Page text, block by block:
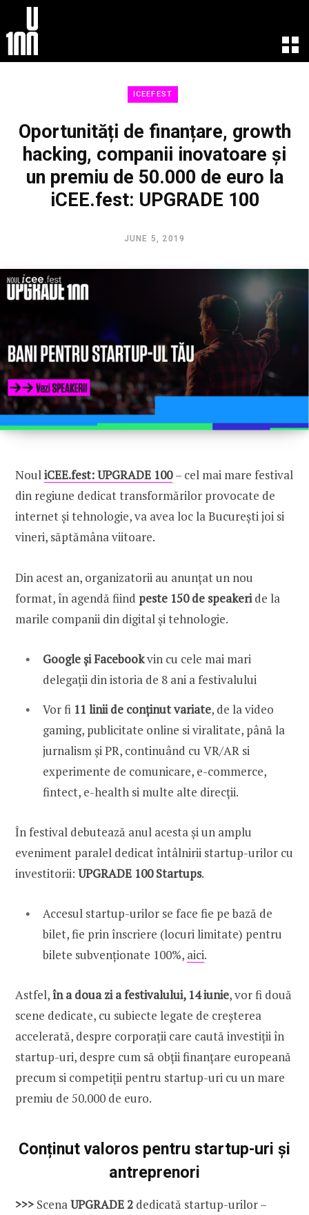
Speakers
Startups
Volunteers
Agenda 2019
Partners 2019
TikTok in Romania
LEARN
U100 Live
Read
Watch
Listen
U100 Nation
Networking App
Concept & Story
Become a Partner
Licensing U100
Contact Us
ICEEFEST
Oportunități de finanțare, growth
hacking, companii inovatoare și
un premiu de 50.000 de euro la
iCEE.fest: UPGRADE 100
JUNE 5, 2019
NouliCEE.fest: UPGRADE 100 – cel mai mare festival
din regiune dedicat transformărilor provocate de
internet și tehnologie, va avea loc la București joi si
vineri, săptămâna viitoare.
Din acest an, organizatorii au anunțat un nou
format, în agendă fiind peste 150 de speakeri de la
marile companii din digital și tehnologie.
Google și Facebookvin cu cele mai mari
delegații din istoria de 8 ani a festivalului
Vor fi 11 linii de conținutvariate, de la video
gaming, publicitate online si viralitate, până la
jurnalism și PR, continuând cu VR/AR si
experimente de comunicare, e-commerce,
fintect, e-health si multe alte direcții.
În festival debutează anul acesta și un amplu
eveniment paralel dedicat întâlnirii startup-urilor cu
investitorii: UPGRADE 100 Startups.
Accesul startup-urilor se face fie pe bază de
bilet, fie prin înscriere (locuri limitate) pentru
bilete subvenționate 100%, aici.
Astfel,în a doua zi a festivalului, 14 iunie, vor fi două
scene dedicate, cu subiecte legate de creșterea
accelerată, despre corporații care caută investiții în
startup-uri, despre cum să obții finanțare europeană
precum si competiții pentru startup-uri cu un mare
premiu de 50.000 de euro.
Conținut valoros pentru startup-uri și
antreprenori
>>> ScenaUPGRADE 2 dedicată startup-urilor –